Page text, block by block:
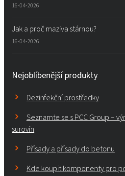
16-04-2026
Jak a proč maziva stárnou?
16-04-2026
Nejoblíbenější produkty
Dezinfekční prostředky
Seznamte se s PCC Group –
surovin
Přísady a přísady do betonu
Kde koupit komponenty pro